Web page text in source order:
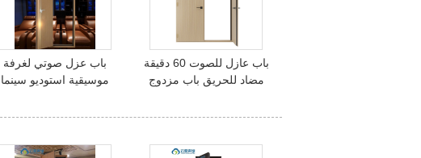
باب عزل صوتي لغرفة
موسيقية استوديو سينما
باب عازل للصوت 60 دقيقة
مضاد للحريق باب مزدوج